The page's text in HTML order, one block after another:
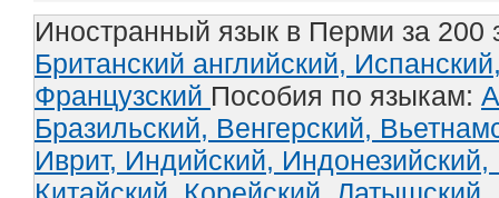
Иностранный язык в Перми за 200
Британский английский,
Французский Пособия по языкам:
Бразильский, Венгерский,
Иврит, Индийский, Индонезийский,